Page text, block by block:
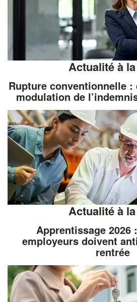
Actualité à
Rupture conventionnelle :
modulation de
Actualité à
Apprentissage 2026
employeurs doivent
rentrée